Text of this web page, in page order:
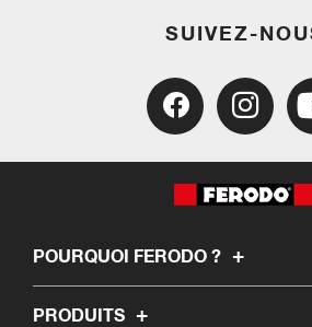
SUIVEZ-
POURQUOI FERODO ?
PRODUITS